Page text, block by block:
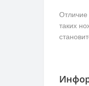
Отличие
таких